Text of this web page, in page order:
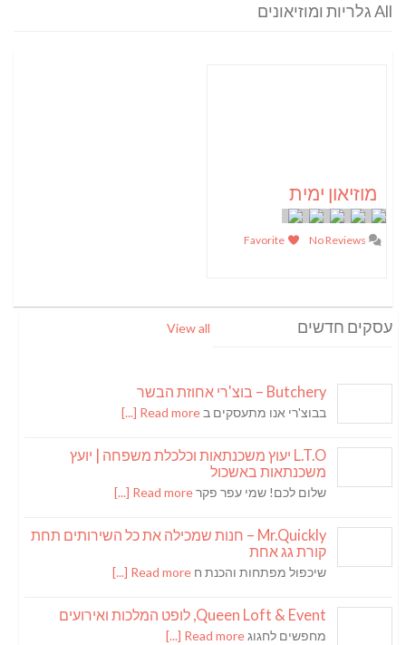
All גלריות ומוזיאונים
מוזיאון ימית
עסקים חדשים View all
Butchery – בוצ'רי אחוזת הבשר
בבוצ'רי אנו מתעסקים בRead more [...]
L.T.O יעוץ משכנתאות וכלכלת משפחה | יועץ
משכנתאות באשכול
שלום לכם! שמי עפר פקרRead more [...]
Mr.Quickly – חנות שמכילה את כל השירותים תחת
קורת גג אחת
שיכפול מפתחות והכנת ח Read more [...]
Queen Loft & Event, לופט המלכות ואירועים
מחפשים לחגוגRead more [...]